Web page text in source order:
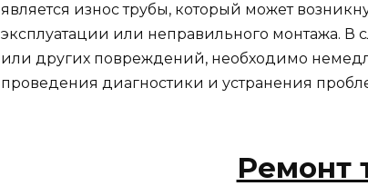
является износ трубы, который может
эксплуатации или неправильного монтажа. В
или других повреждений, необходимо
проведения диагностики и устранения
Ремонт